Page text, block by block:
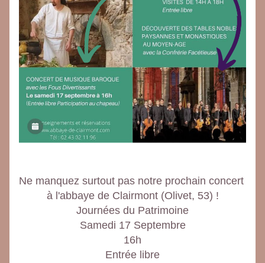
à l'abbaye de Clairmont (Olivet, 53) !
Journées du Patrimoine
Samedi 17 Septembre
16h
Entrée libre